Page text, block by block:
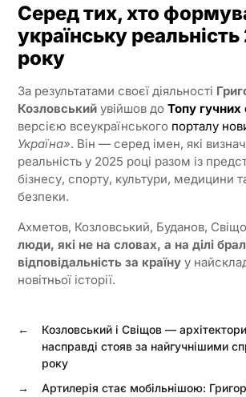
Серед тих, хто
українську
року
За результатами своєї діяльності
Козловськийувійшов до Топу гучних
версією всеукраїнського порталу
Україна». Він — серед імен, які
реальність у 2025 році разом із
бізнесу, спорту, культури, медицини
безпеки.
Ахметов, Козловський, Буданов,
люди, які не на словах, а на ділі
відповідальність за країнуу
новітньої історії.
←
Козловський і Свіщов — архітектори
насправді стояв за найгучнішими
року
→
Артилерія стає мобільнішою: